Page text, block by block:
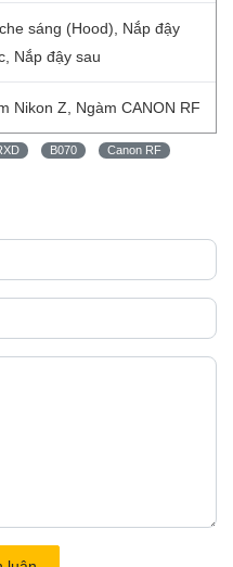
sáng (Hood), Nắp đậy
Nắp đậy sau
Nikon Z, Ngàm CANON RF
B070 Canon RF